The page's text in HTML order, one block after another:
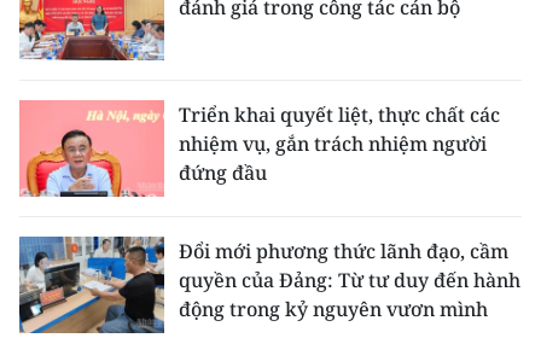
đánh giá trong công tác cán bộ
Triển khai quyết liệt, thực chất các
nhiệm vụ, gắn trách nhiệm người
đứng đầu
Đổi mới phương thức lãnh đạo, cầm
quyền của Đảng: Từ tư duy đến hành
động trong kỷ nguyên vươn mình